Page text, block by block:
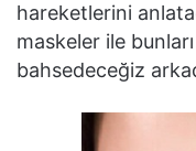
hareketlerini
maskeler ile
bahsedeceğiz